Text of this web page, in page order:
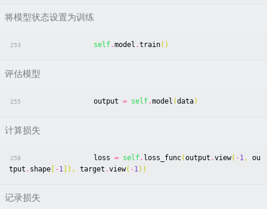
将模型状态设置为训练
253 self.model .train()
评估模型
255 output = self.model (data)
计算损失
258 loss = self. loss_func(output .view( -1,
ou
tput . shape -1 ]), target .view( -1))
记录损失